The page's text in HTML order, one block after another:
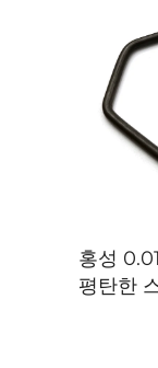
홍성
평탄한